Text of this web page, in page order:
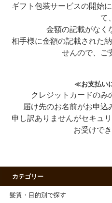
ギフト包装サービスの開始
て、
金額の記載がなく
相手様に金額の記載された
せんので、ご
≪お支払い
クレジットカードのみ
届け先のお名前がお申込
申し訳ありませんがセキュ
お受けでき
カテゴリー
髪質・目的別で探す